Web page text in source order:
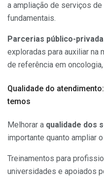
a ampliação de serviços
fundamentais.
Parcerias público-
exploradas para auxiliar na
de referência em
Qualidade do
temos
Melhorar a qualidade dos
importante quanto ampliar
Treinamentos para
universidades e apoiados